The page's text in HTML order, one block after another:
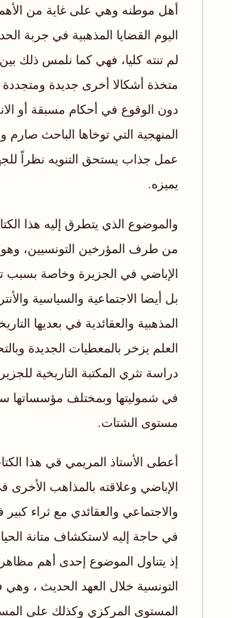
أهل موطنه وهي على غاية من
اليوم القضايا المذهبية في جربة
لم تنته كليا، فهي كما نلمس ذلك بين
متخذة أشكالا أخرى جديدة
دون الوقوع في أحكام مسبقة أو
المنهجية التي توخاها الباحث صارم
عمل جذاب يستحق التنويه نظراً
يميزه.
والموضوع الذي يتطرق إليه هذا
من طرف المؤرخين التونسيين،
الإباضي في الجزيرة وخاصة بسبب
بل أيضا الاجتماعية والسياسية
المذهبية والعقائدية في بعديها
العلم يزخر بالمعطيات الجديدة
دراسة تثري المكتبة التاريخية
في شموليتها وبمختلف مؤسساتها
مستوى الشتات.
أعطى الأستاذ المريمي قي هذا
الإباضي وعلاقته بالمذاهب
والاجتماعي والعقائدي مع ثراء
في حاجة إليه لاستكشاف متانة
إذ يتناول الموضوع إحدى أهم مظاهر
التونسية خلال العهد الحديث ،
المستوى المركزي وكذلك على